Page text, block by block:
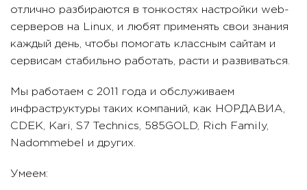
отлично разбираются в тонкостях настройки web-
серверов на Linux, и любят применять свои знания
каждый день, чтобы помогать классным сайтам и
сервисам стабильно работать, расти и развиваться.
Мы работаем с 2011 года и обслуживаем
инфраструктуры таких компаний, как НОРДАВИА,
CDEK, Kari, S7 Technics, 585GOLD, Rich Family,
Nadommebel и других.
Умеем: